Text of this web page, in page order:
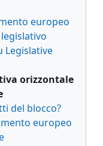
europeo
Legislative
orizzontale
del blocco?
europeo